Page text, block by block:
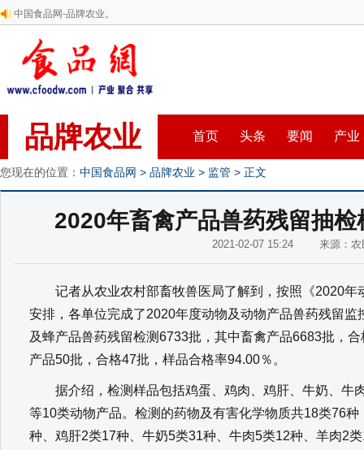
中国食品网-品牌农业。
品牌农业 首页 头条 要闻 产业
您现在的位置： 中国食品网 > 品牌农业 > 监管 > 正文
2020年畜禽产品兽药残留抽
2021-02-07 15:24 来源：农
记者从农业农村部畜牧兽医局了解到，按照《2020年
安排，各单位完成了2020年度动物及动物产品兽药残留
及蜂产品兽药残留检测6733批，其中畜禽产品6683批，
产品50批，合格47批，样品合格率94.00％。
据介绍，检测样品包括鸡蛋、鸡肉、鸡肝、牛奶、牛
等10类动物产品。检测的药物及有害化学物质共18类76
种、鸡肝2类17种、牛奶5类31种、牛肉5类12种、羊肉2